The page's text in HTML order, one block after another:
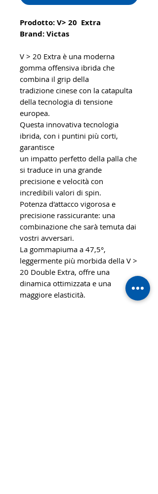
Prodotto: V> 20 Extra
Brand: Victas
V > 20 Extra è una moderna
gomma offensiva ibrida che
combina il grip della
tradizione cinese con la catapulta
della tecnologia di tensione
europea.
Questa innovativa tecnologia
ibrida, con i puntini più corti,
garantisce
un impatto perfetto della palla che
si traduce in una grande
precisione e velocità con
incredibili valori di spin.
Potenza d'attacco vigorosa e
precisione rassicurante: una
combinazione che sarà temuta dai
vostri avversari.
La gommapiuma a 47,5°,
leggermente più morbida della V >
20 Double Extra, offre una
dinamica ottimizzata e una
maggiore elasticità.